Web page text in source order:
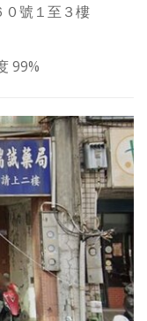
０號１至３樓
99%